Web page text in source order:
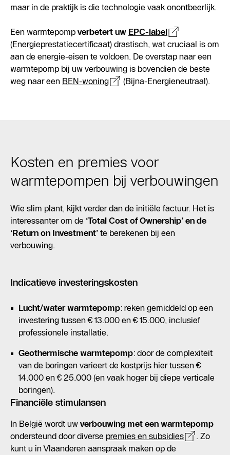
maar in de praktijk is die technologie vaak onontbeerlijk.
Een warmtepomp verbetert uw EPC-label
(Energieprestatiecertificaat) drastisch, wat cruciaal is om
aan de energie-eisen te voldoen. De overstap naar een
warmtepomp bij uw verbouwing is bovendien de beste
weg naar een BEN-woning (Bijna-Energieneutraal).
Kosten en premies voor
warmtepompen bij verbouwingen
Wie slim plant, kijkt verder dan de initiële factuur. Het is
interessanter om de ‘Total Cost of Ownership’ en de
‘Return on Investment’ te berekenen bij een
verbouwing.
Indicatieve investeringskosten
Lucht/water warmtepomp: reken gemiddeld op een
investering tussen € 13.000 en € 15.000, inclusief
professionele installatie.
Geothermische warmtepomp: door de complexiteit
van de boringen varieert de kostprijs hier tussen €
14.000 en € 25.000 (en vaak hoger bij diepe verticale
boringen).
Financiële stimulansen
In België wordt uw verbouwing met een warmtepomp
ondersteund door diverse premies en subsidies
. Zo
kunt u in Vlaanderen aanspraak maken op de